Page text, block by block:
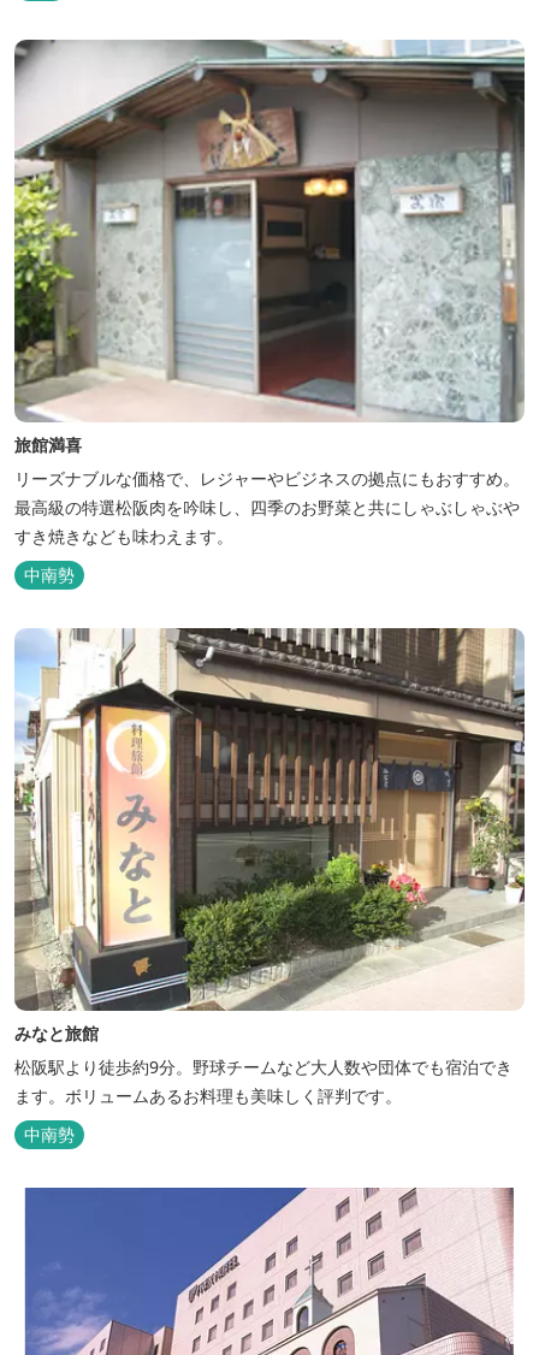
限定）、こんにゃくやパン作りの体験できる工房などがあります。
木津川（鯛ケ瀬）のほとりにある美しい自然を生かしたオートキャ
ンプやディキャンプ...
旅館満喜
リーズナブルな価格で、レジャーやビジネスの拠点にもおすすめ。
最高級の特選松阪肉を吟味し、四季のお野菜と共にしゃぶしゃぶや
すき焼きなども味わえます。
中南勢
みなと旅館
松阪駅より徒歩約9分。野球チームなど大人数や団体でも宿泊でき
ます。ボリュームあるお料理も美味しく評判です。
中南勢